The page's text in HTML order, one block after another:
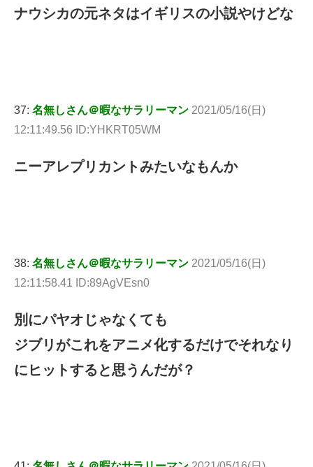
ナウシカの元ネタはイギリスの小説やけどな
37: 名無しさん＠暇なサラリーマン 2021/05/16(日)
12:11:49.56 ID:YHKRT05WM
ニーアレプリカントみたいなもんか
38: 名無しさん＠暇なサラリーマン 2021/05/16(日)
12:11:58.41 ID:89AgVEsn0
別にパヤオじゃなくても
ジブリがこれをアニメ化するだけでそれなり
にヒットすると思うんだが？